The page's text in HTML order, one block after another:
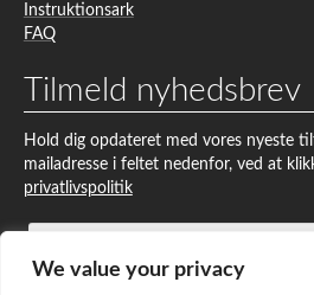
We value your privacy
Instruktionsark
FAQ
Tilmeld nyhedsbrev
Hold dig opdateret med vores nyeste
mailadresse i feltet nedenfor, ved at
privatlivspolitik